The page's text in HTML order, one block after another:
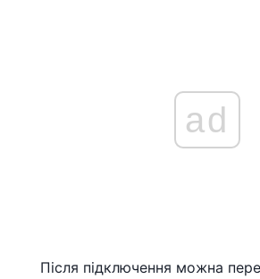
ad
Після підключення можна